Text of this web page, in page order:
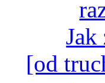
Jak
[od